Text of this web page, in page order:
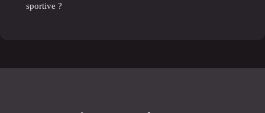
sportive ?